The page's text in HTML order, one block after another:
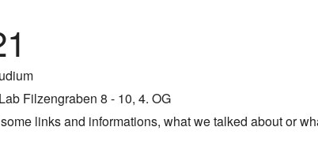
Filzengraben 8 - 10, 4. OG
links and informations, what we talked about or